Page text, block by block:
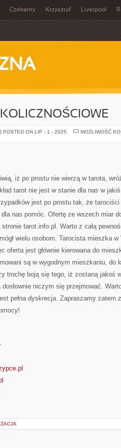
Czekamy Krzysztof Liverpool
POSTED ON LIP - 1 - 2025
MOŻLIWOŚĆ
iż po prostu nie wierzą w tarota,
tarot nie jest w stanie dla nas w
jest po prostu tak, że
nas pomóc. Ofertę ze wszech miar
tarot.info.pl. Warto z całą
wielu osobom. Tarocista mieszka
oferta jest głównie kierowana do
są w wygodnym mieszkaniu, do
trochę boją się tego, iż zostaną jakoś
niczym się przejmować.
pełna dyskrecja. Zapraszamy zatem